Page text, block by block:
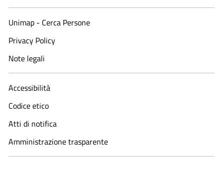
Unimap - Cerca Persone
Privacy Policy
Note legali
Accessibilità
Codice etico
Atti di notifica
Amministrazione trasparente